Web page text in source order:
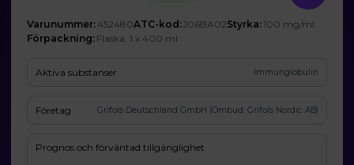
Varunummer: 452480ATC-kod:J06BA02Styrka:100 mg/ml
Förpackning: Flaska, 1 x 400 ml
Aktiva substanser Immunglobulin
Företag Grifols Deutschland GmbH (Ombud: Grifols Nordic AB)
Prognos och förväntad tillgänglighet